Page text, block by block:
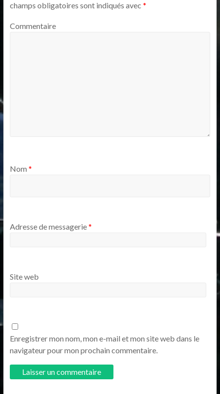
champs obligatoires sont indiqués avec *
Commentaire
Nom *
Adresse de messagerie*
Site web
Enregistrer mon nom, mon e-mail et mon site web dans le
navigateur pour mon prochain commentaire.